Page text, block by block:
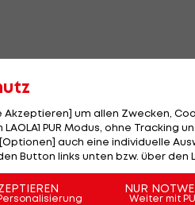
Siege in der regulären
Rivers in dieBasketballHall
ist nun offen.
Akzeptieren] um allen Zwecken,
PUR Modus, ohne Tracking
auch eine individuelle
Button links unten bzw. über den
NUR
Weiter mit